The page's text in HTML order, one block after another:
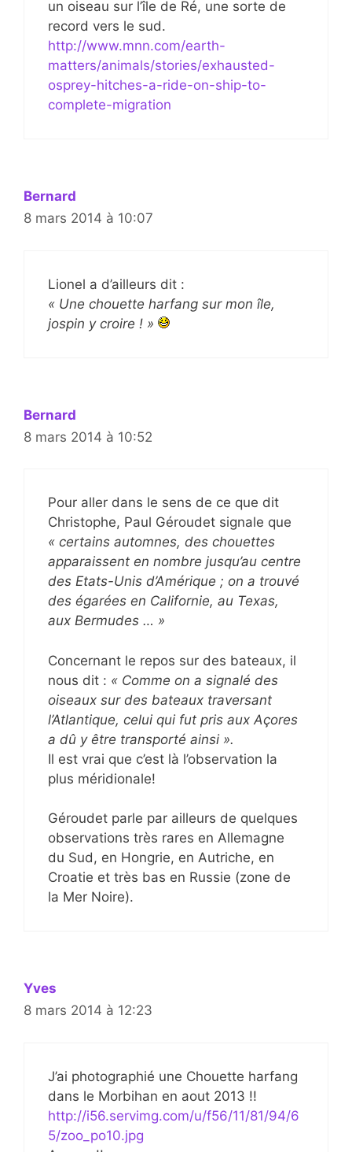
un oiseau sur l’île de Ré, une sorte de
record vers le sud.
http://www.mnn.com/earth-
matters/animals/stories/exhausted-
osprey-hitches-a-ride-on-ship-to-
complete-migration
Bernard
8 mars 2014 à 10:07
Lionel a d’ailleurs dit :
« Une chouette harfang sur mon île,
jospin y croire ! »
Bernard
8 mars 2014 à 10:52
Pour aller dans le sens de ce que dit
Christophe, Paul Géroudet signale que
« certains automnes, des chouettes
apparaissent en nombre jusqu’au centre
des Etats-Unis d’Amérique ; on a trouvé
des égarées en Californie, au Texas,
aux Bermudes … »
Concernant le repos sur des bateaux, il
nous dit : « Comme on a signalé des
oiseaux sur des bateaux traversant
l’Atlantique, celui qui fut pris aux Açores
a dû y être transporté ainsi ».
Il est vrai que c’est là l’observation la
plus méridionale!
Géroudet parle par ailleurs de quelques
observations très rares en Allemagne
du Sud, en Hongrie, en Autriche, en
Croatie et très bas en Russie (zone de
la Mer Noire).
Yves
8 mars 2014 à 12:23
J’ai photographié une Chouette harfang
dans le Morbihan en aout 2013 !!
http://i56.servimg.com/u/f56/11/81/94/6
5/zoo_po10.jpg